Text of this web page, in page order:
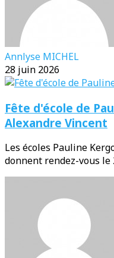
Annlyse MICHEL
28 juin 2026
Fête d'école de
Alexandre Vincent
Les écoles Pauline
donnent rendez-vous le